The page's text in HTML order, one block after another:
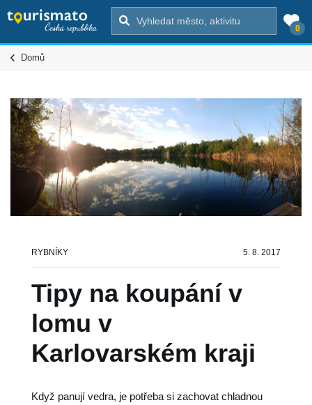
0
Domů
Sdílení
RYBNÍKY 5. 8. 2017
Tipy na koupání v
lomu v
Karlovarském kraji
Když panují vedra, je potřeba si zachovat chladnou